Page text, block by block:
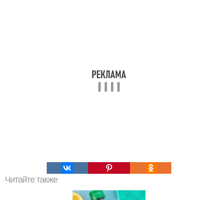
Читайте также